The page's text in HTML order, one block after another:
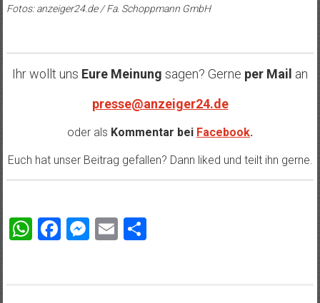
Fotos: anzeiger24.de / Fa. Schoppmann GmbH
Ihr wollt uns Eure Meinung sagen? Gerne per Mail an
presse@anzeiger24.de
oder als Kommentar bei Facebook.
Euch hat unser Beitrag gefallen? Dann liked und teilt ihn gerne.
WhatsApp
Facebook
Messenger
EmailTeilen